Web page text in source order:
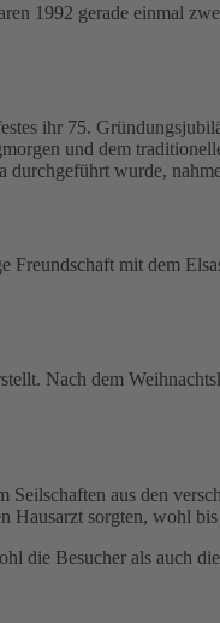
1992 gerade einmal
ihr 75.
und dem
durchgeführt wurde,
mit dem
Nach dem
aus den
Hausarzt sorgten, wohl
die Besucher als auch